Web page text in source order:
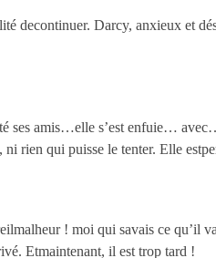
decontinuer. Darcy, anxieux et
ses amis…elle s’est enfuie…
rien qui puisse le tenter. Elle
! moi qui savais ce qu’il
Etmaintenant, il est trop tard !